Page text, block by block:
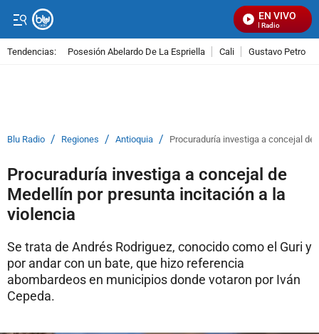
EN VIVO
Señal Visual Radio
Tendencias: Posesión Abelardo De La Espriella Cali Gustavo Petro
Blu Radio / Regiones / Antioquia / Procuraduría investiga a concejal
Procuraduría investiga a concejal de
Medellín por presunta incitación a la
violencia
Se trata de Andrés Rodriguez, conocido como el Guri y
por andar con un bate, que hizo referencia
abombardeos en municipios donde votaron por Iván
Cepeda.